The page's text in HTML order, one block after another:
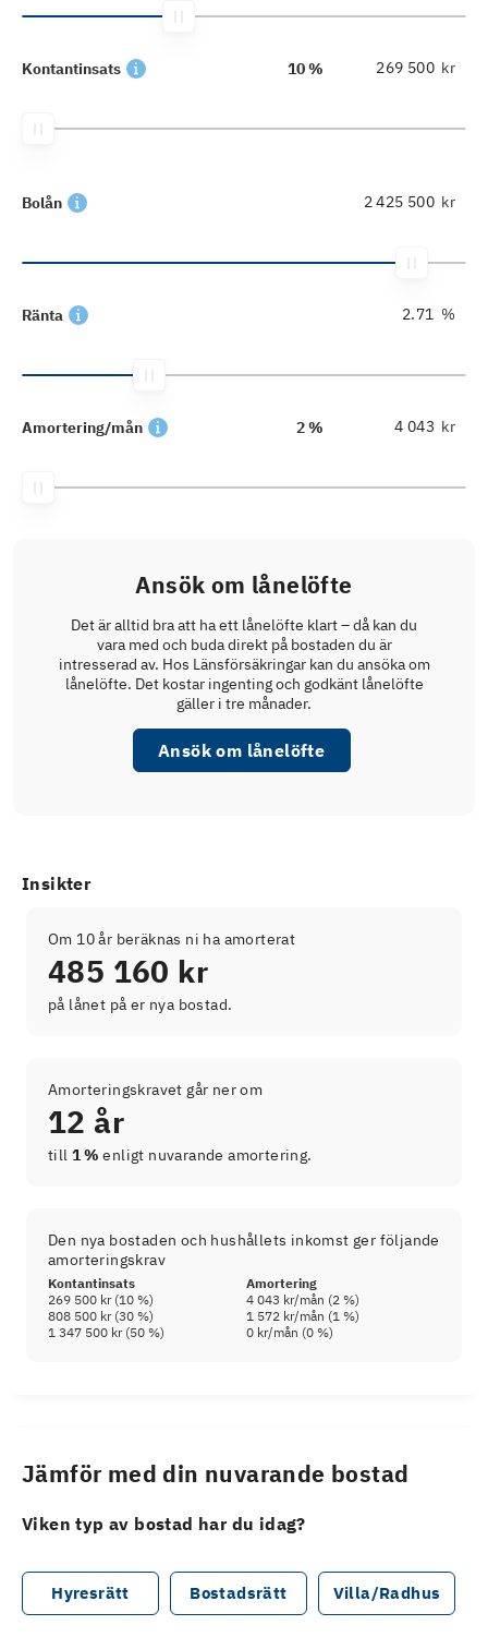
Kontantinsats 10 % kr
Bolån kr
Ränta %
Amortering/mån 2 % kr
Ansök om lånelöfte
Det är alltid bra att ha ett lånelöfte klart – då kan du
vara med och buda direkt på bostaden du är
intresserad av. Hos Länsförsäkringar kan du ansöka om
lånelöfte. Det kostar ingenting och godkänt lånelöfte
gäller i tre månader.
Ansök om lånelöfte
Insikter
Om 10 år beräknas ni ha amorterat
485 160 kr
på lånet på er nya bostad.
Amorteringskravet går ner om
12 år
till 1 % enligt nuvarande amortering.
Den nya bostaden och hushållets inkomst ger följande
amorteringskrav
Kontantinsats
Amortering
269 500 kr(10 %) 4 043 kr/mån (2 %)
808 500 kr(30 %) 1 572 kr/mån (1 %)
1 347 500 kr(50 %) 0 kr/mån (0 %)
Jämför med din nuvarande bostad
Viken typ av bostad har du idag?
Hyresrätt Bostadsrätt Villa/Radhus